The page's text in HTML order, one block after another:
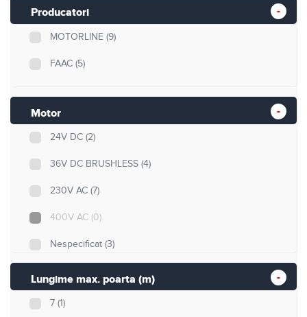
Producatori
MOTORLINE (9)
FAAC (5)
Motor
24V DC (2)
36V DC BRUSHLESS (4)
230V AC (7)
400V AC (0)
Nespecificat (3)
Lungime max. poarta (m)
7 (1)